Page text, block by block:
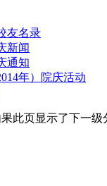
友名录
新闻
通知
年）院庆活动
此页显示了下一级